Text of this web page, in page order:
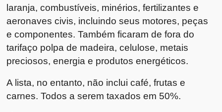
laranja, combustíveis, minérios, fertilizantes e
aeronaves civis, incluindo seus motores, peças
e componentes. Também ficaram de fora do
tarifaço polpa de madeira, celulose, metais
preciosos, energia e produtos energéticos.
A lista, no entanto, não inclui café, frutas e
carnes. Todos a serem taxados em 50%.